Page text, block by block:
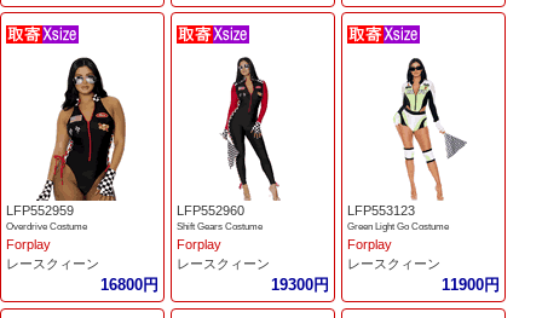
LFP552959
Overdrive Costume
Forplay
レースクィーン
16800円
LFP552960
Shift Gears Costume
Forplay
レースクィーン
19300円
LFP553123
Green Light Go Costume
Forplay
レースクィーン
11900円